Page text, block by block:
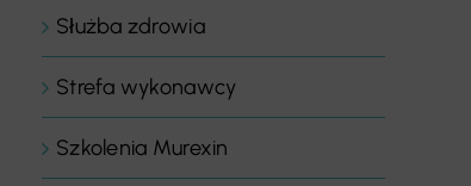
Służba zdrowia
Strefa wykonawcy
Szkolenia Murexin